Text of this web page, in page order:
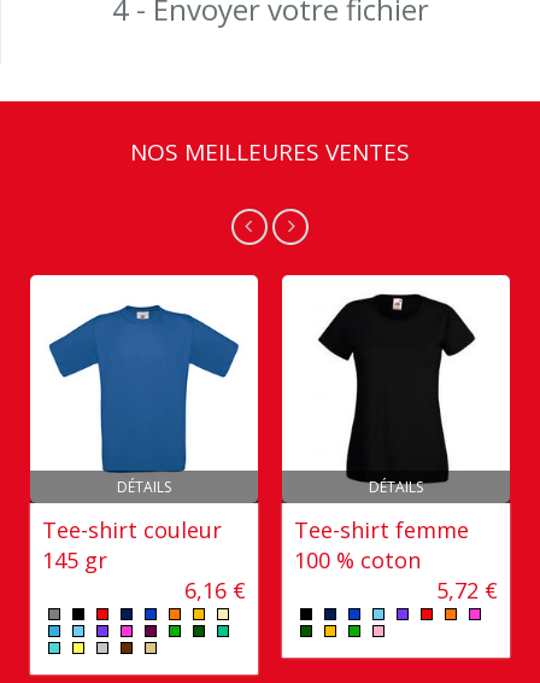
4 - Envoyer votre fichier
NOS MEILLEURES VENTES
DÉTAILS
Tee-shirt couleur
145 gr
6,16 €
DÉTAILS
Tee-shirt femme
100 % coton
5,72 €